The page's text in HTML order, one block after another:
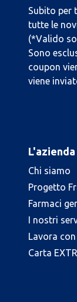
Subito per
tutte le
(*Valido
Sono
coupon
viene
L'azienda
Chi siamo
Progetto
Farmaci
I nostri
Lavora
Carta